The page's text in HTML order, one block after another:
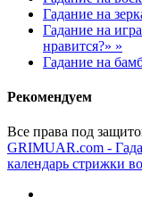
Гадание на
Гадание на
нравится?» »
Гадание на
Рекомендуем
Все права под
GRIMUAR.com -
календарь стрижки